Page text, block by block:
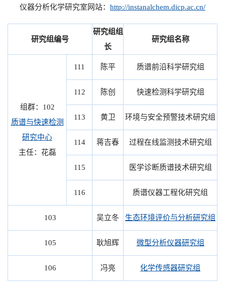
仪器分析化学研究室网站： http://instanalchem.dicp.ac.cn/
研究组编号
研究组组
长
研究组名称
组群：102
质谱与快速检测
研究中心
主任：花磊
111 陈平 质谱前沿科学研究组
112 陈创 快速检测科学研究组
113 黄卫 环境与安全预警技术研究组
114 蒋吉春 过程在线监测技术研究组
115 医学诊断质谱技术研究组
116 质谱仪器工程化研究组
103 吴立冬 生态环境评价与分析研究组
105 耿旭辉 微型分析仪器研究组
106 冯亮 化学传感器研究组